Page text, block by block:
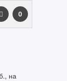
0
на